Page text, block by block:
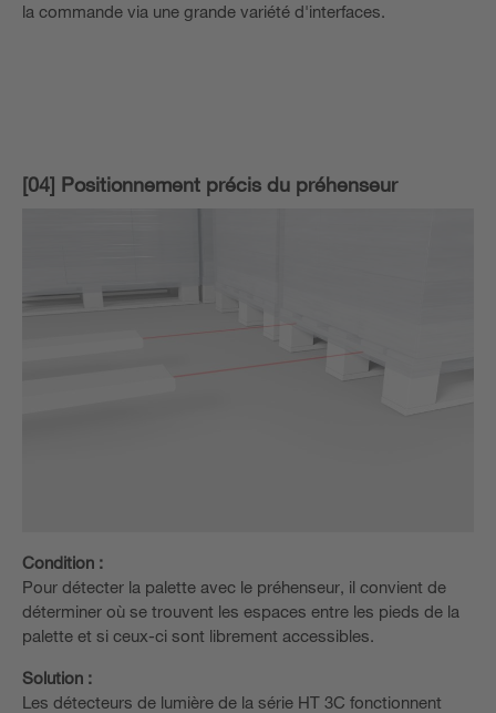
la commande via une grande variété d'interfaces.
[04] Positionnement précis du préhenseur
Condition :
Pour détecter la palette avec le préhenseur, il convient de
déterminer où se trouvent les espaces entre les pieds de la
palette et si ceux-ci sont librement accessibles.
Solution :
Les détecteurs de lumière de la série HT 3C fonctionnent